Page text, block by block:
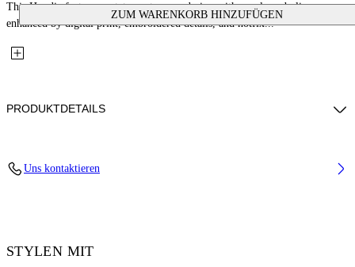
ZUM WARENKORB HINZUFÜGEN
This Hoodie features a statement arrow design with royal symbolism,
enhanced by digital print, embroidered details, and hotfix...
PRODUKTDETAILS
Uns kontaktieren
STYLEN MIT